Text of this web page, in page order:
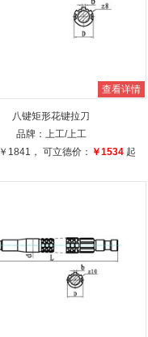
查看详情
八键矩形花键拉刀
品牌： 上工/上工
￥1841 ， 可立德价： ￥1534起